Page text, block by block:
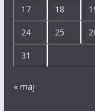
17 18
24 25
31
« maj